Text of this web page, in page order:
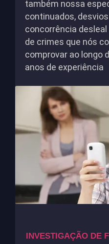
também nossa
continuados,
concorrência
de crimes que nós
comprovar ao longo
anos de experiência
INVESTIGAÇÃO DE